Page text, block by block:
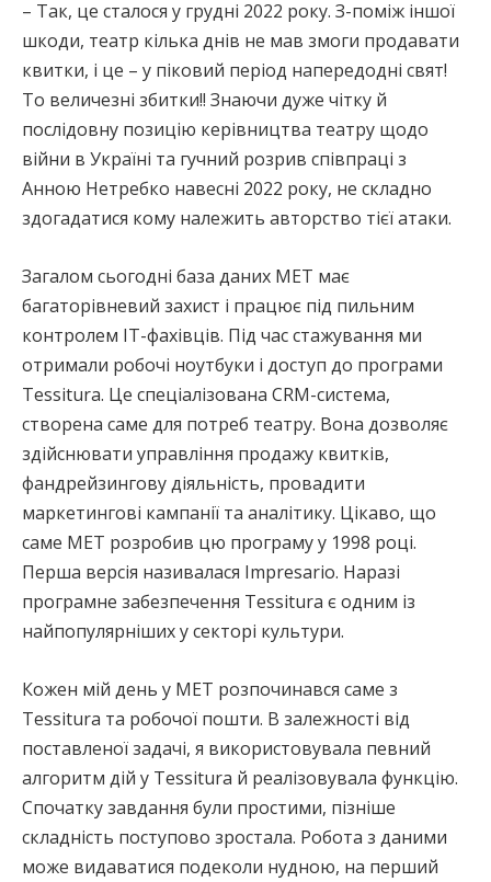
– Так, це сталося у грудні 2022 року. З-поміж іншої
шкоди, театр кілька днів не мав змоги продавати
квитки, і це – у піковий період напередодні свят!
То величезні збитки!! Знаючи дуже чітку й
послідовну позицію керівництва театру щодо
війни в Україні та гучний розрив співпраці з
Анною Нетребко навесні 2022 року, не складно
здогадатися кому належить авторство тієї атаки.
Загалом сьогодні база даних МЕТ має
багаторівневий захист і працює під пильним
контролем IT-фахівців. Під час стажування ми
отримали робочі ноутбуки і доступ до програми
Tessitura. Це спеціалізована CRM-система,
створена саме для потреб театру. Вона дозволяє
здійснювати управління продажу квитків,
фандрейзингову діяльність, провадити
маркетингові кампанії та аналітику. Цікаво, що
саме МЕТ розробив цю програму у 1998 році.
Перша версія називалася Impresario. Наразі
програмне забезпечення Tessitura є одним із
найпопулярніших у секторі культури.
Кожен мій день у МЕТ розпочинався саме з
Tessitura та робочої пошти. В залежності від
поставленої задачі, я використовувала певний
алгоритм дій у Tessitura й реалізовувала функцію.
Спочатку завдання були простими, пізніше
складність поступово зростала. Робота з даними
може видаватися подеколи нудною, на перший